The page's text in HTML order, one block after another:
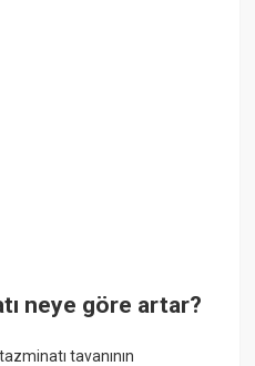
neye göre artar?
tavanının